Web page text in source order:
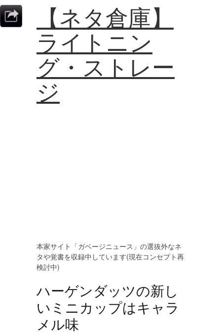
【ネタ倉庫】
ライトニン
グ・ストレー
ジ
本家サイト「ガベージニュース」の選抜外なネ
タや覚書を収録中しています(現在コンセプト再
検討中)
ハーゲンダッツの新し
いミニカップはキャラ
メル味